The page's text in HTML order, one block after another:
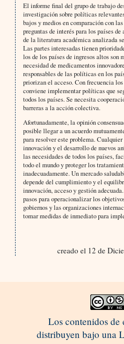
El informe final del grupo de trabajo
investigación sobre políticas
bajos y medios en comparación con
preguntas de interés para los países
de la literatura académica analizada
Las partes interesadas tienen
los de los países de ingresos altos son
necesidad de medicamentos
responsables de las políticas en los
priorizan el acceso. Con frecuencia
conviene implementar políticas que
todos los países. Se necesita
barreras a la acción colectiva.
Afortunadamente, la opinión
posible llegar a un acuerdo
para resolver este problema.
innovación y el desarrollo de nuevos
las necesidades de todos los países,
todo el mundo y proteger los
inadecuadamente. Un mercado
depende del cumplimiento y el
innovación, acceso y gestión
pasos para operacionalizar los
gobiernos y las organizaciones
tomar medidas de inmediato para
creado el 12 de
Los contenidos de
distribuyen bajo una